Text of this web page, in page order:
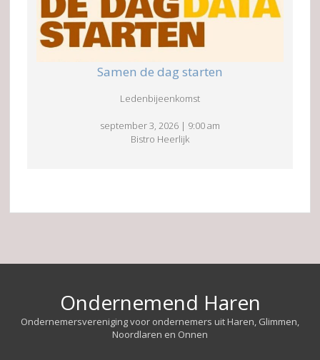
Samen de dag starten
Ledenbijeenkomst
september 3, 2026 | 9:00 am
Bistro Heerlijk
Ondernemend Haren
Ondernemersvereniging voor ondernemers uit Haren, Glimmen,
Noordlaren en Onnen